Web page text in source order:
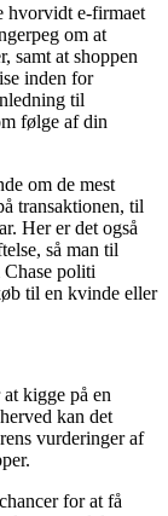
hvorvidt e-firmaet
om at
samt at shoppen
inden for
til
følge af din
om de mest
transaktionen, til
Her er det også
så man til
politi
til en kvinde eller
kigge på en
kan det
vurderinger af
for at få